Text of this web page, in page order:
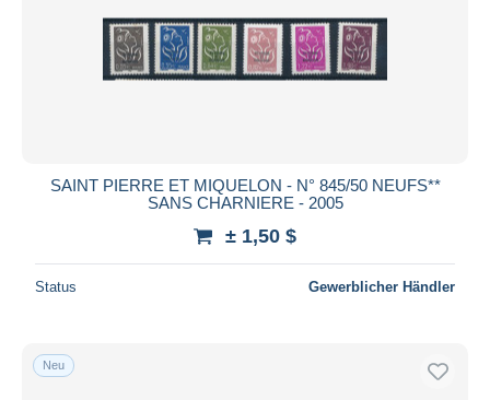
SAINT PIERRE ET MIQUELON - N° 845/50 NEUFS**
SANS CHARNIERE - 2005
± 1,50 $
Status Gewerblicher Händler
Neu